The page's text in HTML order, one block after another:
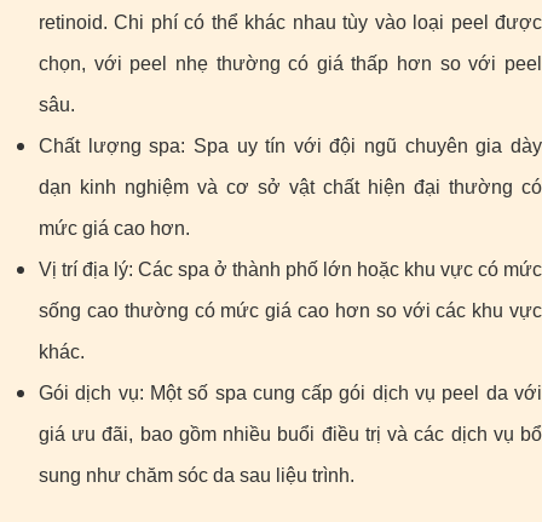
retinoid. Chi phí có thể khác nhau tùy vào loại peel được
chọn, với peel nhẹ thường có giá thấp hơn so với peel
sâu.
Chất lượng spa: Spa uy tín với đội ngũ chuyên gia dày
dạn kinh nghiệm và cơ sở vật chất hiện đại thường có
mức giá cao hơn.
Vị trí địa lý: Các spa ở thành phố lớn hoặc khu vực có mức
sống cao thường có mức giá cao hơn so với các khu vực
khác.
Gói dịch vụ: Một số spa cung cấp gói dịch vụ peel da với
giá ưu đãi, bao gồm nhiều buổi điều trị và các dịch vụ bổ
sung như chăm sóc da sau liệu trình.